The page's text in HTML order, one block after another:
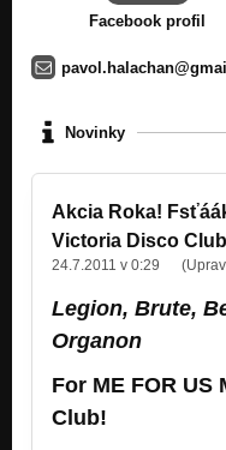
Facebook profil
Novinky
Akcia Roka!
Victoria Disco
24.7.2011 v 0:29
Legion, Brute,
Organon
For ME FOR US
Club!